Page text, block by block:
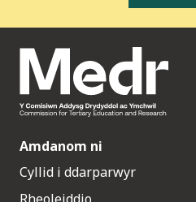
Amdanom ni
Cyllid i ddarparwyr